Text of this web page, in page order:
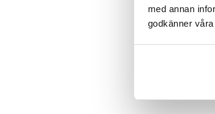
med annan
godkänner
Tea Tree Hemp